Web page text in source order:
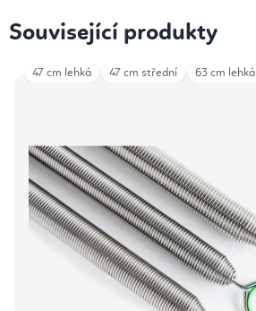
Související produkty
47 cm lehká 47 cm střední 63 cm lehká